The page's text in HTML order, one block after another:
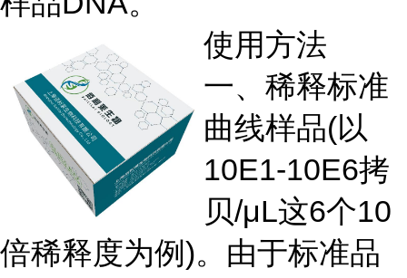
使用方法
一、稀释标准
曲线样品(以
10E1-10E6拷
贝/μL这6个10
倍稀释度为例)。由于标准品